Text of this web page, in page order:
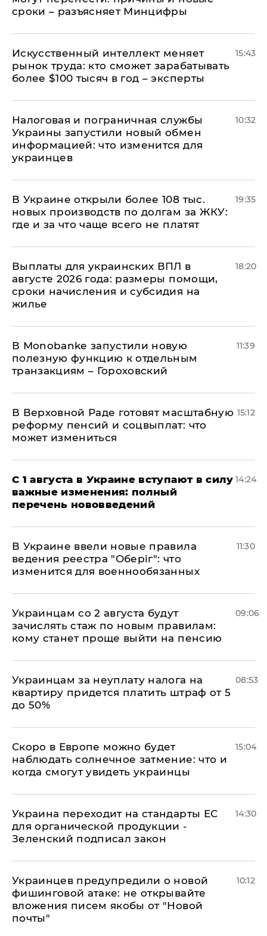
сроки – разъясняет Минцифры
Искусственный интеллект меняет
рынок труда: кто сможет зарабатывать
более $100 тысяч в год – эксперты
15:43
Налоговая и пограничная службы
Украины запустили новый обмен
информацией: что изменится для
украинцев
10:32
В Украине открыли более 108 тыс.
новых производств по долгам за ЖКУ:
где и за что чаще всего не платят
19:35
Выплаты для украинских ВПЛ в
августе 2026 года: размеры помощи,
сроки начисления и субсидия на
жилье
18:20
В Мonobankе запустили новую
полезную функцию к отдельным
транзакциям – Гороховский
11:39
В Верховной Раде готовят масштабную
реформу пенсий и соцвыплат: что
может измениться
15:12
С 1 августа в Украине вступают в силу
важные изменения: полный
перечень нововведений
14:24
В Украине ввели новые правила
ведения реестра "Оберіг": что
изменится для военнообязанных
11:30
Украинцам со 2 августа будут
зачислять стаж по новым правилам:
кому станет проще выйти на пенсию
09:06
Украинцам за неуплату налога на
квартиру придется платить штраф от 5
до 50%
08:53
Скоро в Европе можно будет
наблюдать солнечное затмение: что и
когда смогут увидеть украинцы
15:04
Украина переходит на стандарты ЕС
для органической продукции -
Зеленский подписал закон
14:30
Украинцев предупредили о новой
фишинговой атаке: не открывайте
вложения писем якобы от "Новой
почты"
10:12